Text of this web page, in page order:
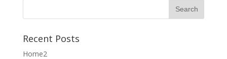
Recent Posts
Home2